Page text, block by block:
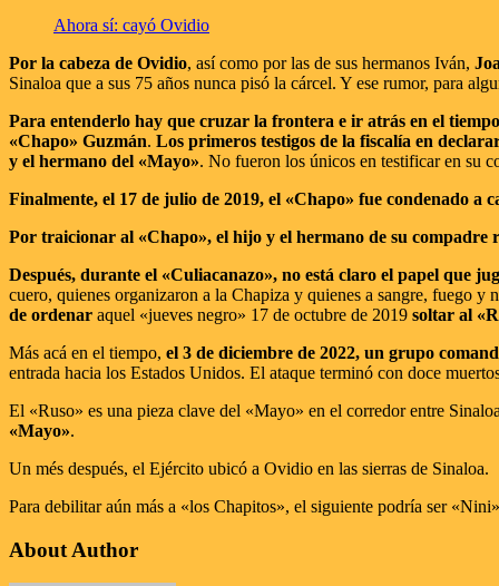
Ahora sí: cayó Ovidio
Por la cabeza de Ovidio, así como por las de sus hermanos Iván,
Sinaloa que a sus 75 años nunca pisó la cárcel. Y ese rumor, para
Para entenderlo hay que cruzar la frontera e ir atrás en el tiempo
«Chapo» Guzmán. Los primeros testigos de la fiscalía en
y el hermano del «Mayo». No fueron los únicos en testificar en su
Finalmente, el 17 de julio de 2019, el «Chapo» fue condenado a
Por traicionar al «Chapo», el hijo y el hermano de su compadre
Después, durante el «Culiacanazo», no está claro el papel que
cuero, quienes organizaron a la Chapiza y quienes a sangre, fuego y
de ordenar aquel «jueves negro» 17 de octubre de 2019 soltar al
Más acá en el tiempo, el 3 de diciembre de 2022, un grupo
entrada hacia los Estados Unidos. El ataque terminó con doce
El «Ruso» es una pieza clave del «Mayo» en el corredor entre
«Mayo».
Un més después, el Ejército ubicó a Ovidio en las sierras de Sinaloa.
Para debilitar aún más a «los Chapitos», el siguiente podría ser
About Author